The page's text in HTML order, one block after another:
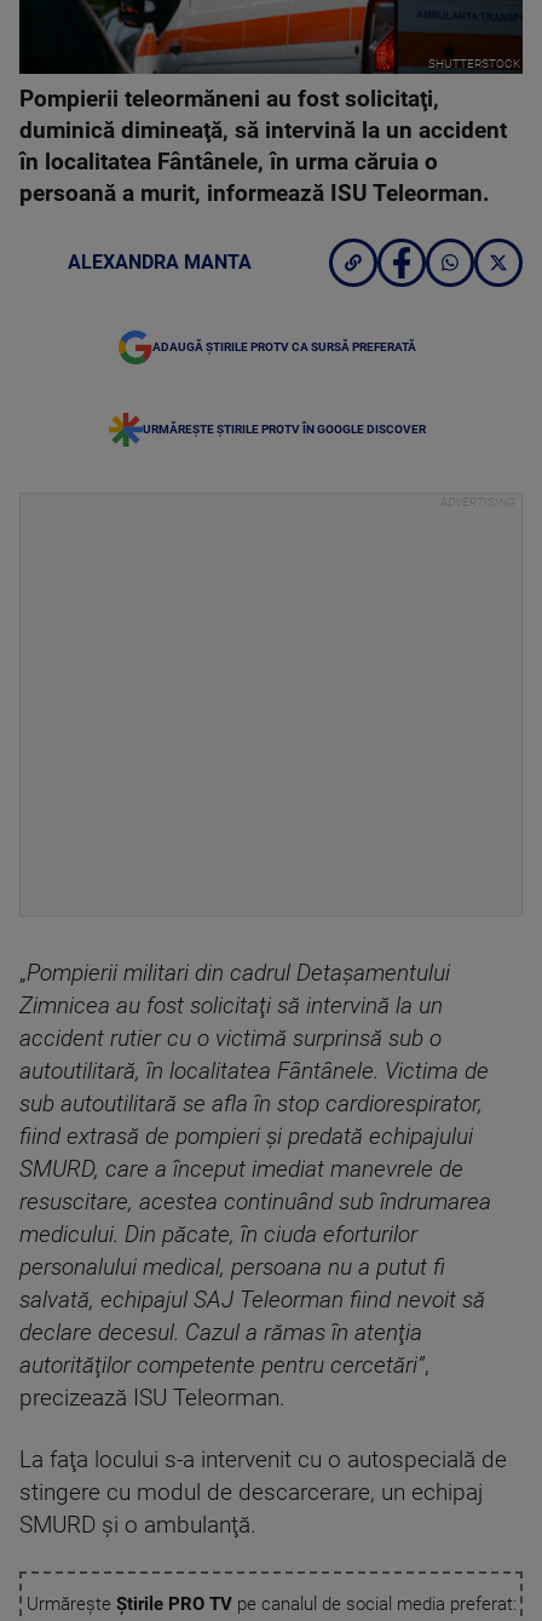
SHUTTERSTOCK
Pompierii teleormăneni au fost solicitaţi,
duminică dimineaţă, să intervină la un accident
în localitatea Fântânele, în urma căruia o
persoană a murit, informează ISU Teleorman.
ALEXANDRA MANTA
ADAUGĂ ȘTIRILE PROTV CA SURSĂ PREFERATĂ
URMĂREȘTE ȘTIRILE PROTV ÎN GOOGLE DISCOVER
„Pompierii militari din cadrul Detaşamentului
Zimnicea au fost solicitaţi să intervină la un
accident rutier cu o victimă surprinsă sub o
autoutilitară, în localitatea Fântânele. Victima de
sub autoutilitară se afla în stop cardiorespirator,
fiind extrasă de pompieri şi predată echipajului
SMURD, care a început imediat manevrele de
resuscitare, acestea continuând sub îndrumarea
medicului. Din păcate, în ciuda eforturilor
personalului medical, persoana nu a putut fi
salvată, echipajul SAJ Teleorman fiind nevoit să
declare decesul. Cazul a rămas în atenţia
autorităţilor competente pentru cercetări”,
precizează ISU Teleorman.
La faţa locului s-a intervenit cu o autospecială de
stingere cu modul de descarcerare, un echipaj
SMURD şi o ambulanţă.
Urmărește Știrile PRO TVpe canalul de social media preferat: